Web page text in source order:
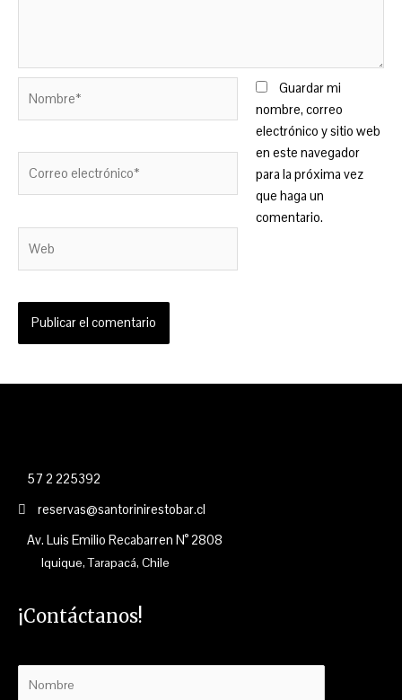
Guardar mi
nombre, correo
electrónico y sitio web
en este navegador
para la próxima vez
que haga un
comentario.
57 2 225392
reservas@santorinirestobar.cl
Av. Luis Emilio Recabarren N° 2808
Iquique, Tarapacá, Chile
¡Contáctanos!